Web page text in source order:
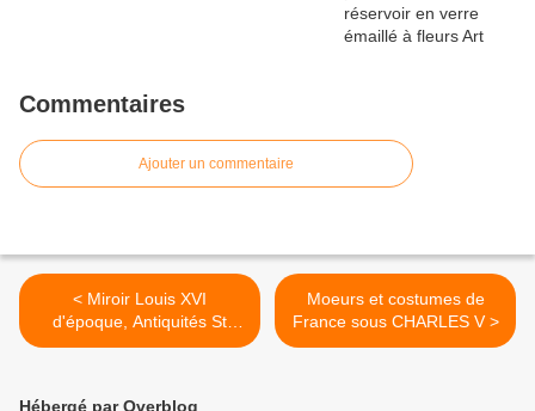
Commentaires
Ajouter un commentaire
< Miroir Louis XVI
d'époque, Antiquités St
Vincent à Nevers (58000)
Moeurs et costumes de
France sous CHARLES V >
Hébergé par Overblog